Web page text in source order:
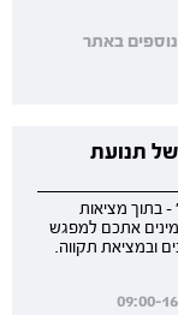
באוקטובר 26 | פרטים נוספים באתר
תנועת
בתוך מציאות
אתכם למפגש
ובמציאת תקווה.